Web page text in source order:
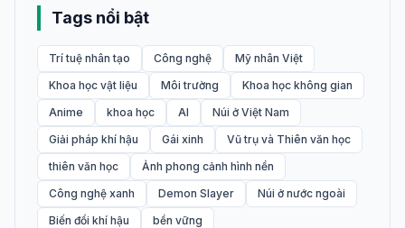
Tags nổi bật
Trí tuệ nhân tạo Công nghệ
Mỹ nhân Việt
Khoa học vật liệu
Môi trường
Khoa học không gian
Anime
khoa học AI
Núi ở Việt Nam
Giải pháp khí hậu
Gái xinh
Vũ trụ và Thiên văn học
thiên văn học
Ảnh phong cảnh hình nền
Công nghệ xanh
Demon Slayer
Núi ở nước ngoài
Biến đổi khí hậu
bền vững